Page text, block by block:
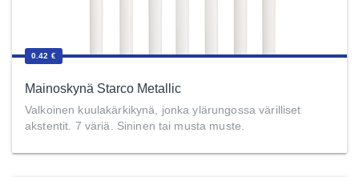
0.42 €
Mainoskynä Starco Metallic
Valkoinen kuulakärkikynä, jonka ylärungossa värilliset
akstentit. 7 väriä. Sininen tai musta muste.